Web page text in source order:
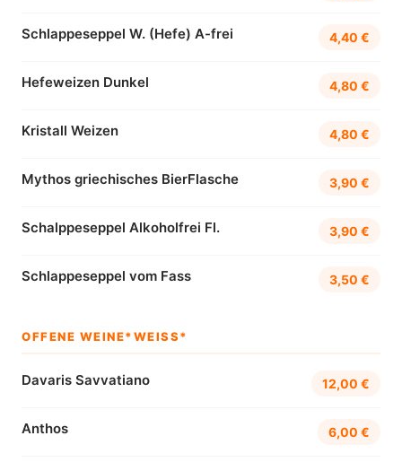
Schlappeseppel W. (Hefe) A-frei 4,40 €
Hefeweizen Dunkel 4,80 €
Kristall Weizen 4,80 €
Mythos griechisches BierFlasche 3,90 €
Schalppeseppel Alkoholfrei Fl. 3,90 €
Schlappeseppel vom Fass 3,50 €
OFFENE WEINE*WEISS*
Davaris Savvatiano 12,00 €
Anthos 6,00 €